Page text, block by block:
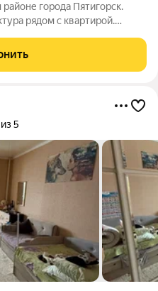
города Пятигорск.
рядом с квартирой.
остается при продажи.
5